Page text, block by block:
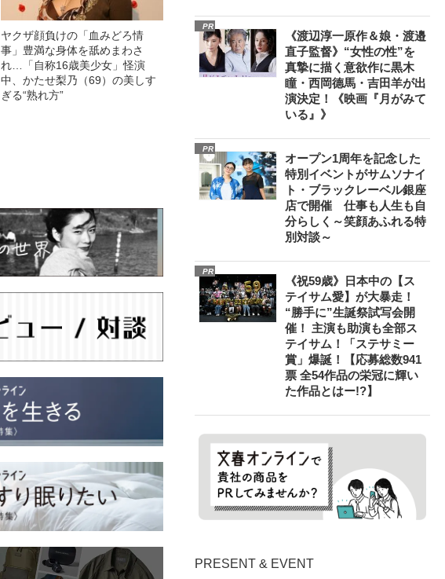
ヤクザ顔負けの「血みどろ情
事」豊満な身体を舐めまわさ
れ…「自称16歳美少女」怪演
中、かたせ梨乃（69）の美しす
ぎる“熟れ方”
PR
《渡辺淳一原作＆娘・渡邉
直子監督》“女性の性”を
真摯に描く意欲作に黒木
瞳・西岡德馬・吉田羊が出
演決定！《映画『月がみて
いる』》
PR
オープン1周年を記念した
特別イベントがサムソナイ
ト・ブラックレーベル銀座
店で開催 仕事も人生も自
分らしく～笑顔あふれる特
別対談～
PR
《祝59歳》日本中の【ス
テイサム愛】が大暴走！
“勝手に”生誕祭試写会開
催！ 主演も助演も全部ス
テイサム！「ステサミー
賞」爆誕！【応募総数941
票 全54作品の栄冠に輝い
た作品とはー!?】
PRESENT & EVENT